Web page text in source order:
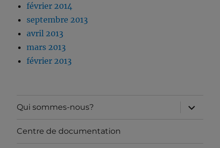
février 2014
septembre 2013
avril 2013
mars 2013
février 2013
Qui sommes-nous?
ouvrir
Centre de documentation